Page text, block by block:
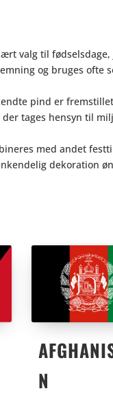
valg til
og bruges ofte
pind er
tages hensyn til
med andet
dekoration
N